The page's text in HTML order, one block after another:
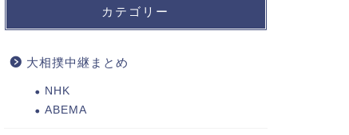
カテゴリー
大相撲中継まとめ
NHK
ABEMA